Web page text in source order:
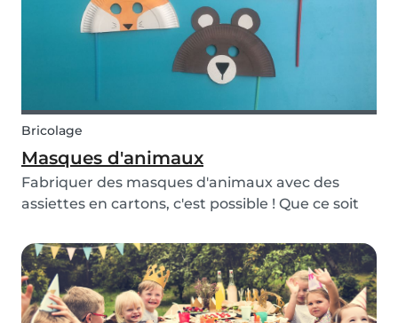
Bricolage
Masques d'animaux
Fabriquer des masques d'animaux avec des
assiettes en cartons, c'est possible ! Que ce soit
après-midi, les enfants adoreront réaliser ce
bricolage pour pouvoir se déguiser.